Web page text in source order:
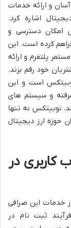
و ارائه خدمات
اشاره کرد.
امکان دسترسی و
کرده است. این
پلتفرم و ارائه
خود رقم بزند.
است و این
و سیستم های
نوبیتکس نه تنها
حوزه ارز دیجیتال
کاربری در
خدمات این صرافی
ثبت نام در